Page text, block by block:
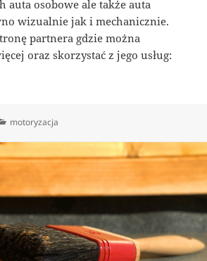
auta osobowe ale także auta
wizualnie jak i mechanicznie.
partnera gdzie można
oraz skorzystać z jego usług:
Kategorie
motoryzacja